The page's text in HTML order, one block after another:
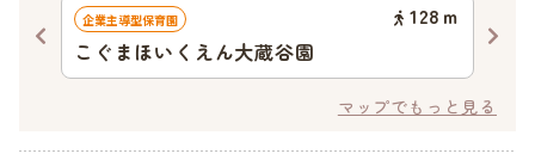
企業主導型保育園 128 ｍ
こぐまほいくえん大蔵谷園
マップでもっと見る